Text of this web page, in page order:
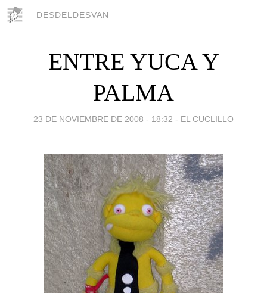
DESDELDESVAN
ENTRE YUCA Y
PALMA
23 DE NOVIEMBRE DE 2008 - 18:32 - EL CUCLILLO